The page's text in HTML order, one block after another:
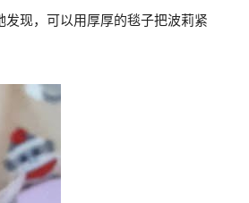
现，可以用厚厚的毯子把波莉紧